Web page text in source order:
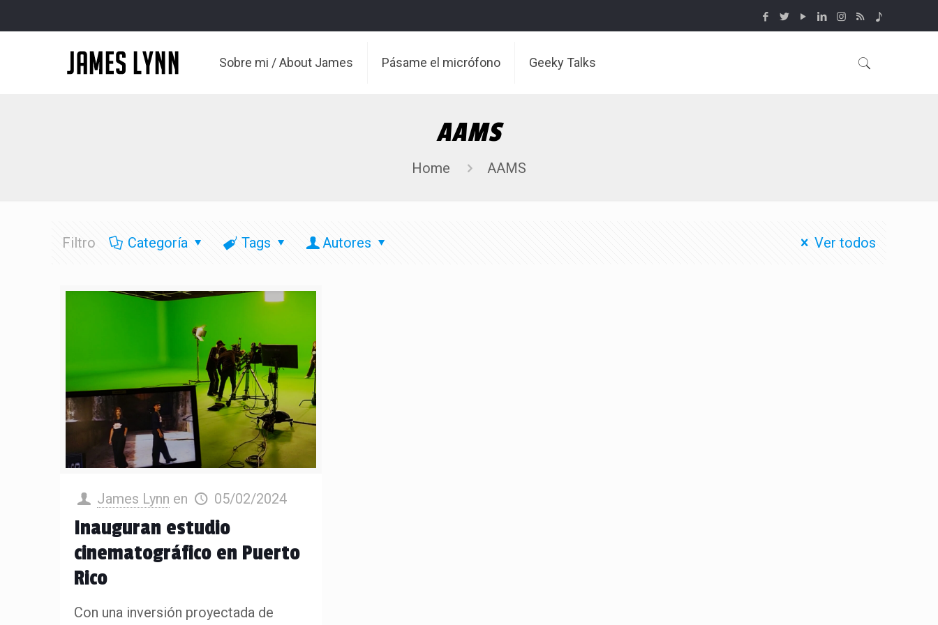
Sobre mi / About James Pásame el micrófono Geeky Talks
AAMS
Home AAMS
Filtro Categoría Tags Autores Ver todos
James Lynn en 05/02/2024
Inauguran estudio
cinematográfico en Puerto
Rico
Con una inversión proyectada de